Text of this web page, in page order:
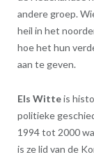
andere groep.
heil in het
hoe het hun
aan te geven.
Els Witteis
politieke
1994 tot 2000
is ze lid van de